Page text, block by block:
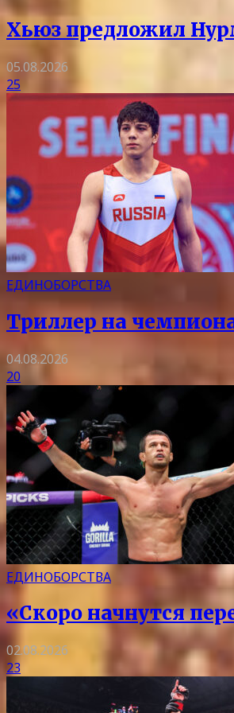
Хьюз предложил
05.08.2026
25
ЕДИНОБОРСТВА
Триллер на
04.08.2026
20
ЕДИНОБОРСТВА
«Скоро начнутся
02.08.2026
23